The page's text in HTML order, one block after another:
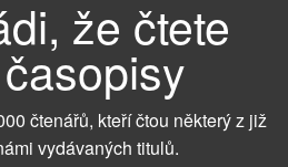
že čtete
čtenářů, kteří čtou některý z již
vydávaných titulů.